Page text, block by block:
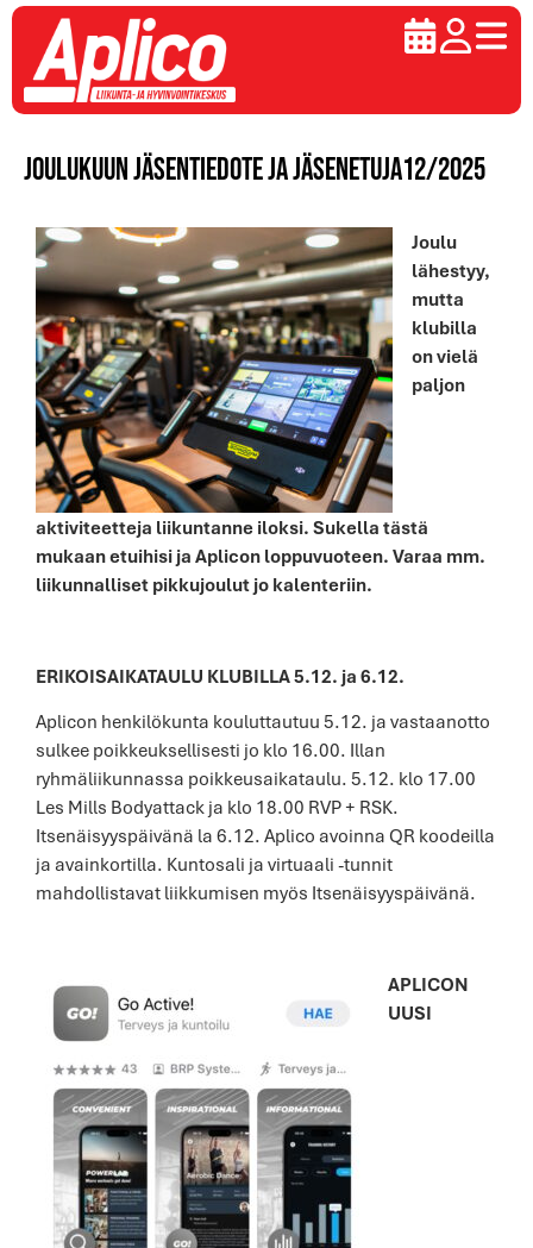
Joulukuun jäsentiedote ja jäsenetuja12/2025
Joulu
lähestyy,
mutta
klubilla
on vielä
paljon
aktiviteetteja liikuntanne iloksi. Sukella tästä
mukaan etuihisi ja Aplicon loppuvuoteen. Varaa mm.
liikunnalliset pikkujoulut jo kalenteriin.
ERIKOISAIKATAULU KLUBILLA 5.12. ja 6.12.
Aplicon henkilökunta kouluttautuu 5.12. ja vastaanotto
sulkee poikkeuksellisesti jo klo 16.00. Illan
ryhmäliikunnassa poikkeusaikataulu. 5.12. klo 17.00
Les Mills Bodyattack ja klo 18.00 RVP + RSK.
Itsenäisyyspäivänä la 6.12. Aplico avoinna QR koodeilla
ja avainkortilla. Kuntosali ja virtuaali -tunnit
mahdollistavat liikkumisen myös Itsenäisyyspäivänä.
APLICON
UUSI